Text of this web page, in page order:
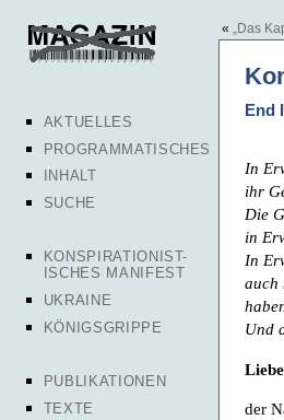
AKTUELLES
PROGRAMMATISCHES
INHALT
SUCHE
KONSPIRATIONIST-
ISCHES MANIFEST
UKRAINE
KÖNIGSGRIPPE
PUBLIKATIONEN
TEXTE
« „Das
End
In
ihr
Die
in
In
auch
Und
der